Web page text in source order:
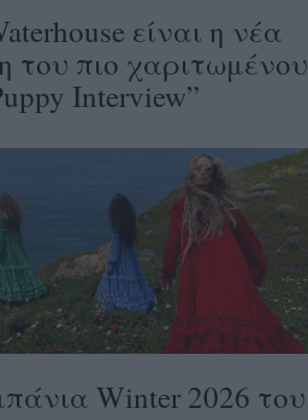
είναι η νέα
του πιο χαριτωμένου
Interview”
Winter 2026 του